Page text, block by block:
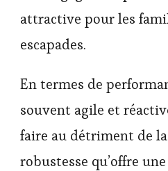
attractive pour les
escapades.
En termes de
souvent agile et
faire au détriment de
robustesse qu’offre